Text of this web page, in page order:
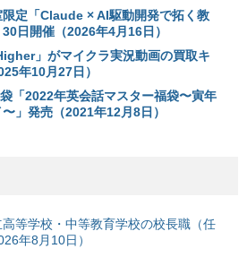
定「Claude × AI駆動開発で拓く教
日開催（2026年4月16日）
」がマイクラ実況動画の買取キ
年10月27日）
「2022年英会話マスター福袋〜寅年
」発売（2021年12月8日）
等学校・中等教育学校の校長職（任
年8月10日）